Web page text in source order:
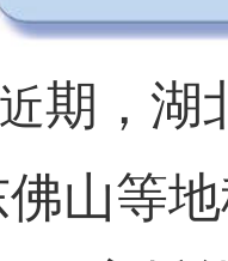
近期，湖
佛山等